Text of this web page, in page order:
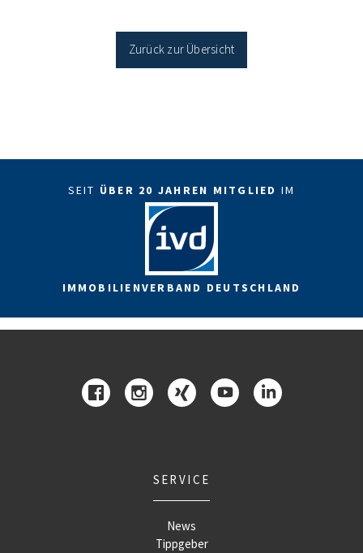
Sanierung in Einzelmaßnahmen […]
Zurück zur Übersicht
SEIT ÜBER 20 JAHREN MITGLIED IM
IMMOBILIENVERBAND DEUTSCHLAND
SERVICE
News
Tippgeber